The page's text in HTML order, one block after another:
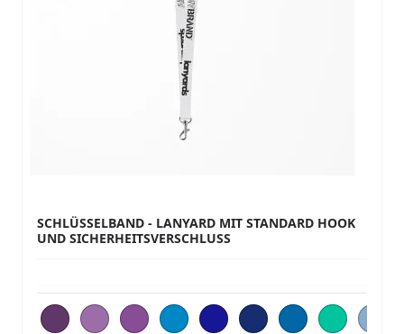
SCHLÜSSELBAND - LANYARD MIT STANDARD HOOK
UND SICHERHEITSVERSCHLUSS